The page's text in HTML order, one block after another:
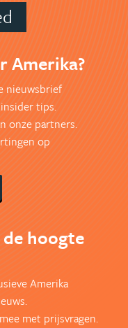
Amerika?
nieuwsbrief
tips.
onze partners.
op
hoogte
Amerika
met prijsvragen.